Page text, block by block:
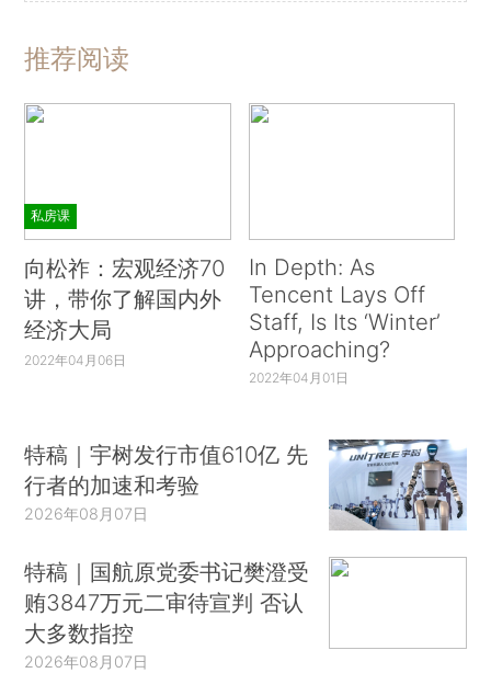
推荐阅读
私房课
向松祚：宏观经济70
讲，带你了解国内外
经济大局
2022年04月06日
In Depth: As
Tencent Lays Off
Staff, Is Its ‘Winter’
Approaching?
2022年04月01日
特稿｜宇树发行市值610亿 先
行者的加速和考验
2026年08月07日
特稿｜国航原党委书记樊澄受
贿3847万元二审待宣判 否认
大多数指控
2026年08月07日